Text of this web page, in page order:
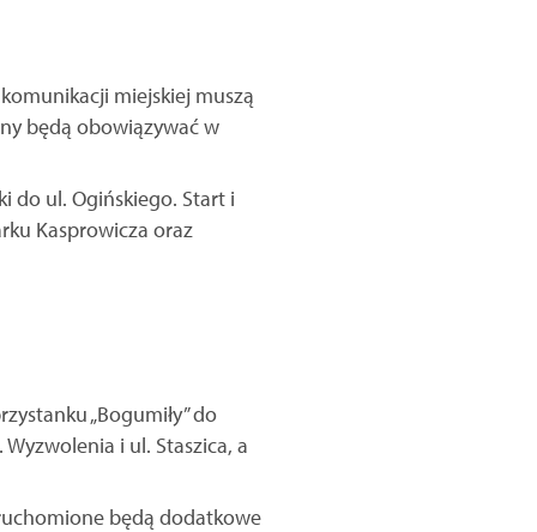
miejskiej muszą
będą obowiązywać w
do ul. Ogińskiego. Start i
Kasprowicza oraz
„Bogumiły” do
Wyzwolenia i ul. Staszica, a
będą dodatkowe